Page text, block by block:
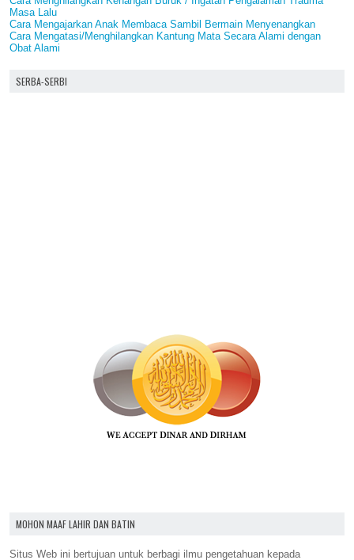
Masa Lalu
Cara Mengajarkan Anak Membaca Sambil Bermain Menyenangkan
Cara Mengatasi/Menghilangkan Kantung Mata Secara Alami dengan
Obat Alami
SERBA-SERBI
MOHON MAAF LAHIR DAN BATIN
Situs Web ini bertujuan untuk berbagi ilmu pengetahuan kepada